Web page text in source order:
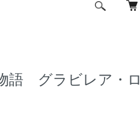
語 グラビレア・ロ